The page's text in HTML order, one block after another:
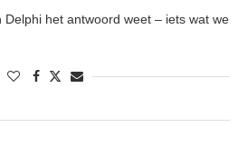
het antwoord weet – iets wat we